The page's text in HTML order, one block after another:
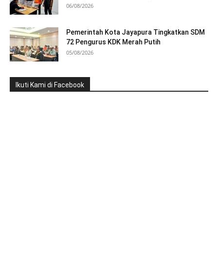
06/08/2026
Pemerintah Kota Jayapura Tingkatkan SDM
72 Pengurus KDK Merah Putih
05/08/2026
Ikuti Kami di Facebook